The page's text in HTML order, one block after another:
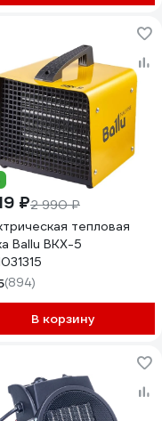
₽2 990 ₽
тепловая
Ballu BKX-5
(894)
В корзину